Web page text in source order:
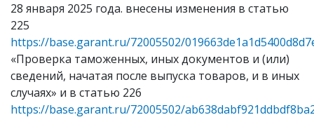
28 января 2025 года. внесены изменения в статью
225
https://base.garant.ru/72005502/
«Проверка таможенных, иных документов и (или)
сведений, начатая после выпуска товаров, и в иных
случаях» и в статью 226
https://base.garant.ru/72005502/